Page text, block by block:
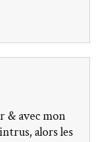
& avec mon
alors les